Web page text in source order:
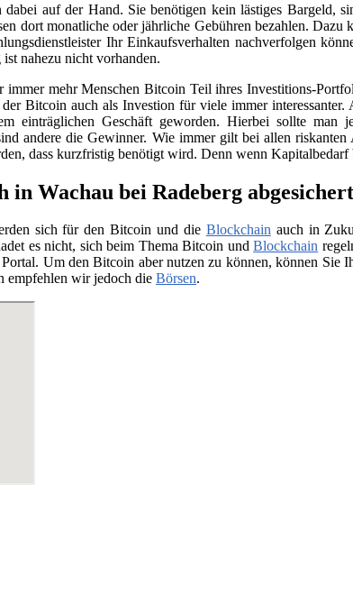
auf der Hand. Sie benötigen kein lästiges Bargeld,
dort monatliche oder jährliche Gebühren bezahlen.
Ihr Einkaufsverhalten nachverfolgen
nahezu nicht vorhanden.
immer mehr Menschen Bitcoin Teil ihres Investitions-
der Bitcoin auch als Investion für viele immer
einträglichen Geschäft geworden. Hierbei sollte man
andere die Gewinner. Wie immer gilt bei allen
dass kurzfristig benötigt wird. Denn wenn
in Wachau bei Radeberg
sich für den Bitcoin und die Blockchainauch in
es nicht, sich beim Thema Bitcoin undBlockchain
Portal. Um den Bitcoin aber nutzen zu können, können Sie
empfehlen wir jedoch die Börsen.